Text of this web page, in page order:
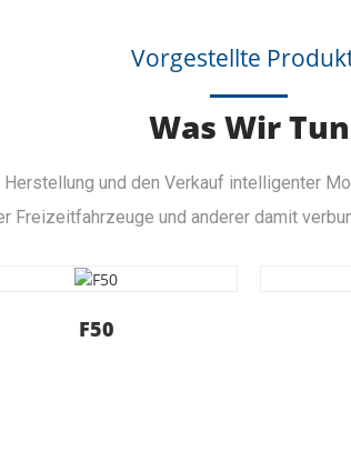
Vorgestellte
Was Wir Tun
und den Verkauf intelligenter
Freizeitfahrzeuge und anderer damit
F50